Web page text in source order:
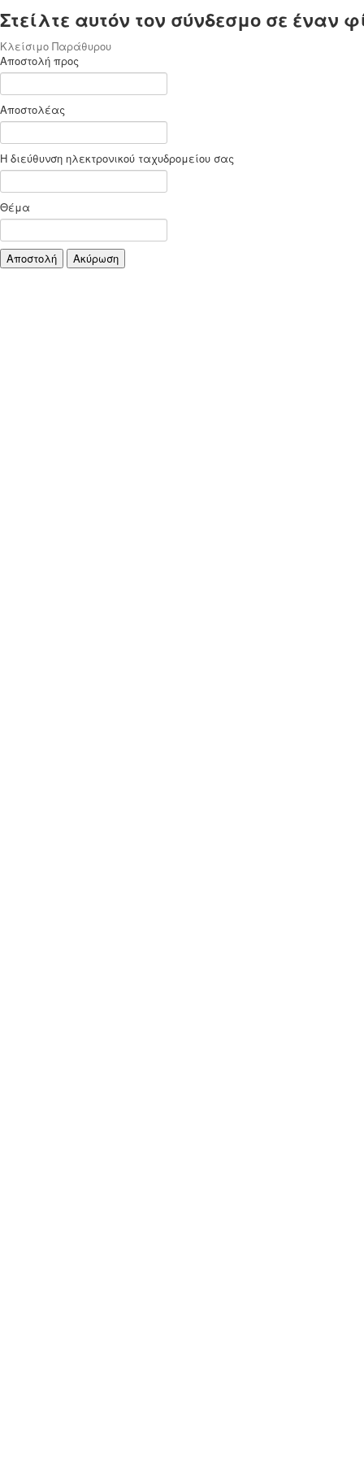
Στείλτε αυτόν τον σύνδεσμο σε έναν
Κλείσιμο Παράθυρου
Αποστολή προς
Αποστολέας
Η διεύθυνση ηλεκτρονικού ταχυδρομείου σας
Θέμα
Αποστολή Ακύρωση